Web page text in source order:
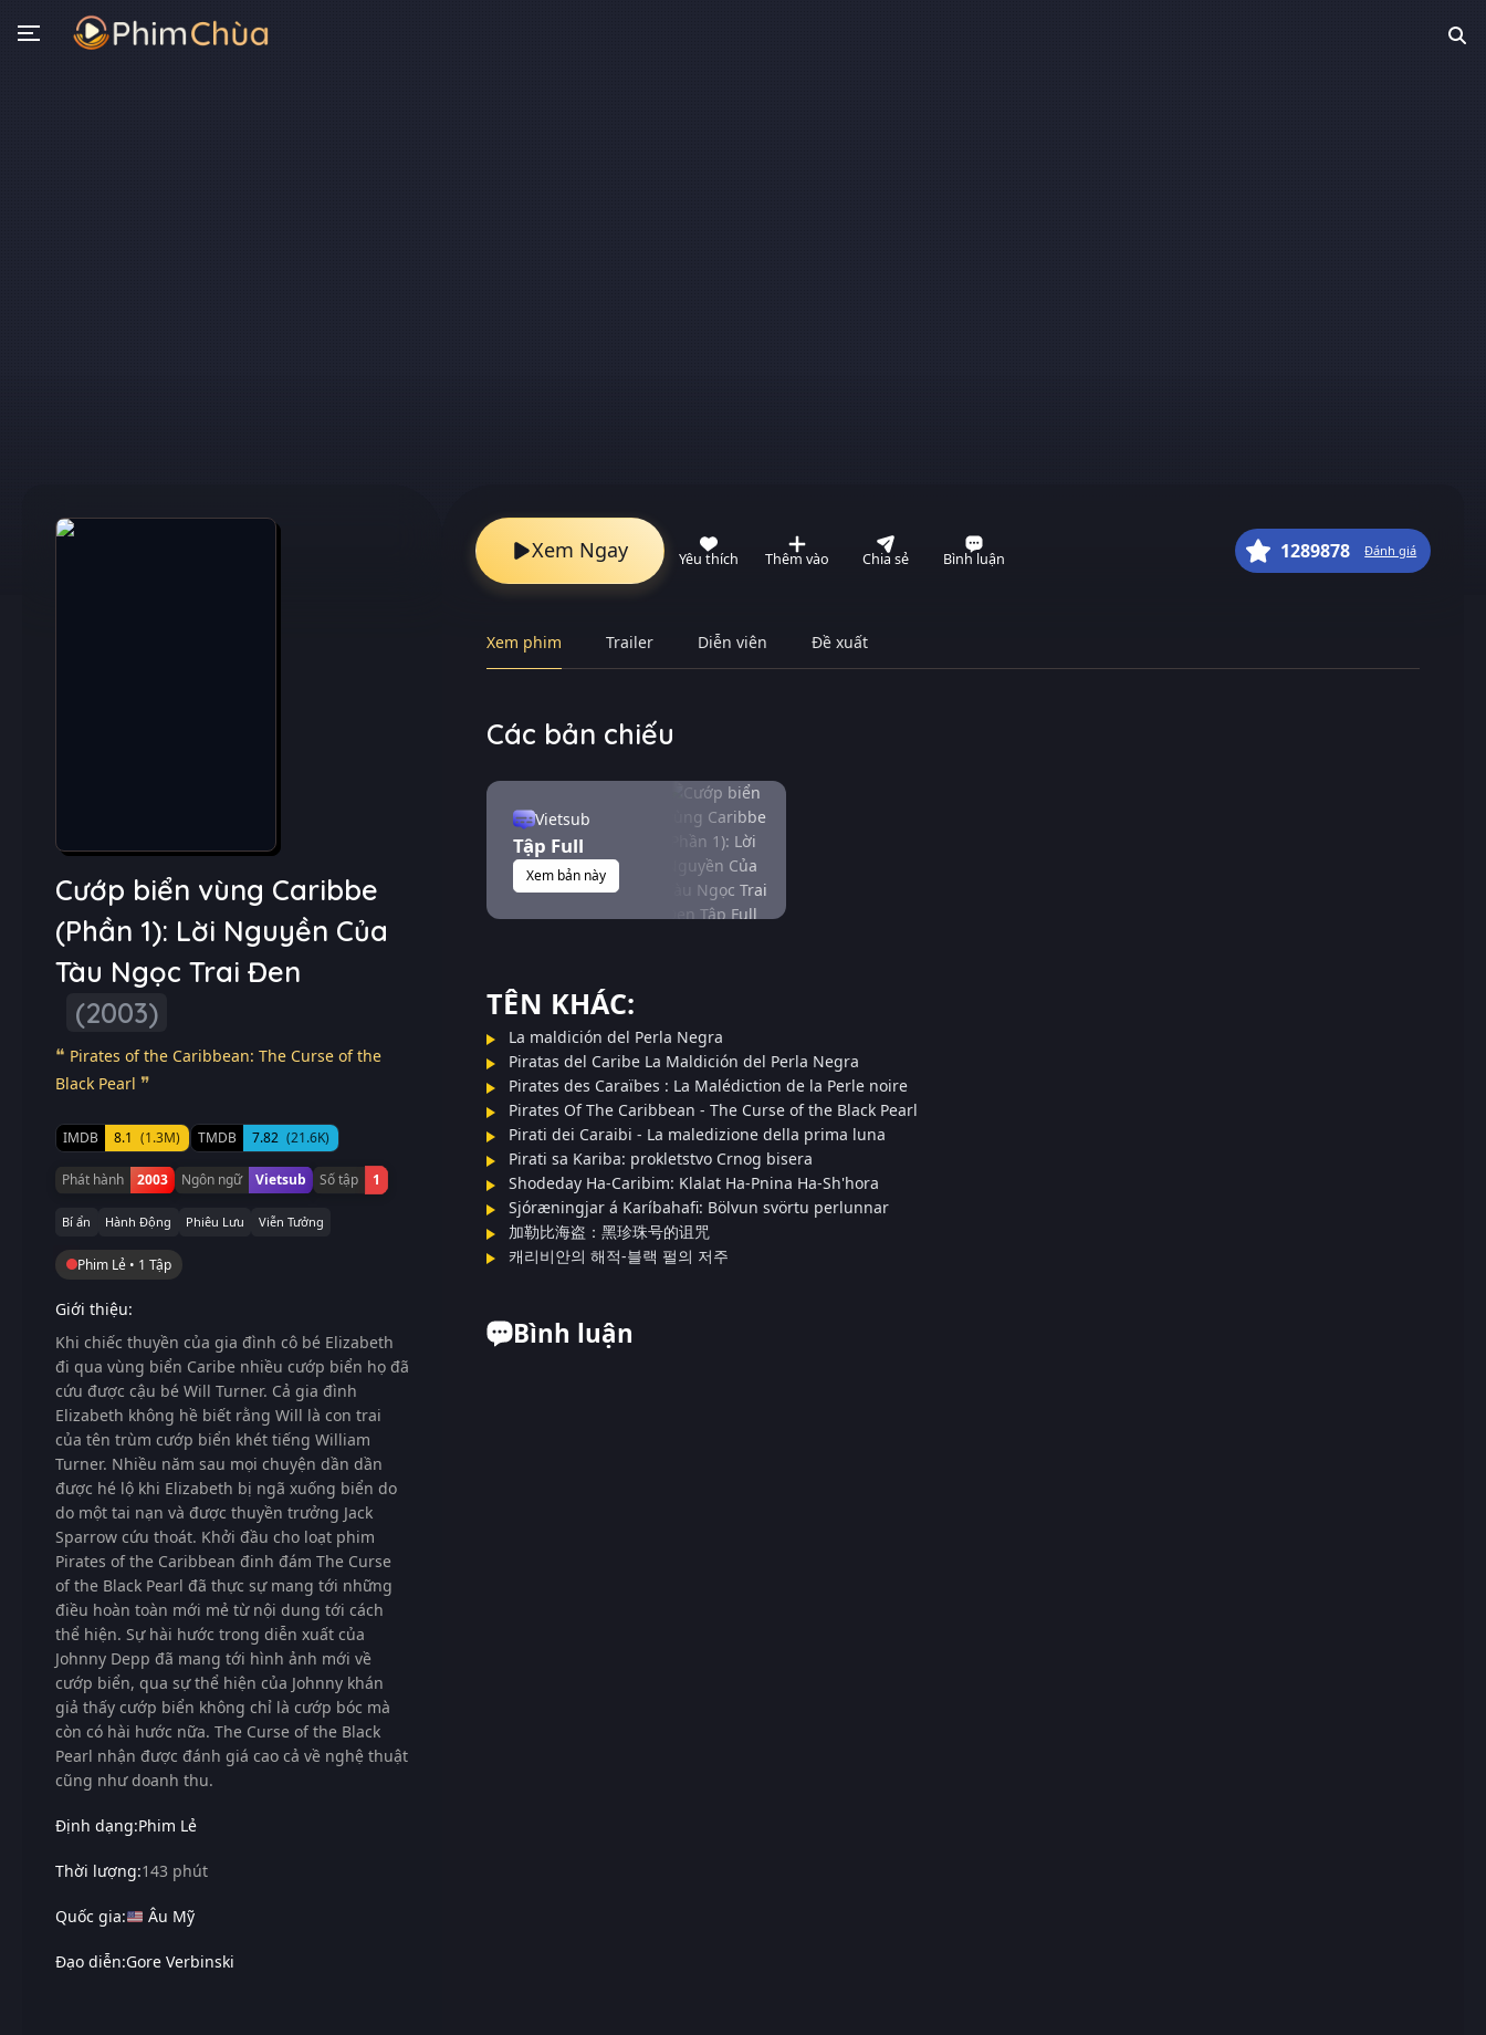
Cướp biển vùng Caribbe
(Phần 1): Lời Nguyền Của
Tàu Ngọc Trai Đen
(2003)
Pirates of the Caribbean: The Curse of the
Black Pearl
IMDB 8.1 (1.3M) TMDB 7.82 (21.6K)
Phát hành 2003 Ngôn ngữ Vietsub Số tập 1
Bí ẩn Hành Động Phiêu Lưu Viễn Tưởng
Phim Lẻ • 1 Tập
Giới thiệu:
Khi chiếc thuyền của gia đình cô bé Elizabeth
đi qua vùng biển Caribe nhiều cướp biển họ đã
cứu được cậu bé Will Turner. Cả gia đình
Elizabeth không hề biết rằng Will là con trai
của tên trùm cướp biển khét tiếng William
Turner. Nhiều năm sau mọi chuyện dần dần
được hé lộ khi Elizabeth bị ngã xuống biển do
do một tai nạn và được thuyền trưởng Jack
Sparrow cứu thoát. Khởi đầu cho loạt phim
Pirates of the Caribbean đinh đám The Curse
of the Black Pearl đã thực sự mang tới những
điều hoàn toàn mới mẻ từ nội dung tới cách
thể hiện. Sự hài hước trong diễn xuất của
Johnny Depp đã mang tới hình ảnh mới về
cướp biển, qua sự thể hiện của Johnny khán
giả thấy cướp biển không chỉ là cướp bóc mà
còn có hài hước nữa. The Curse of the Black
Pearl nhận được đánh giá cao cả về nghệ thuật
cũng như doanh thu.
Định dạng:Phim Lẻ
Thời lượng:143 phút
Quốc gia: Âu Mỹ
Đạo diễn:Gore Verbinski
Xem Ngay Yêu thích Thêm vào Chia sẻ Bình luận 1289878 Đánh giá
Xem phim Trailer Diễn viên Đề xuất
Các bản chiếu
Vietsub
Tập Full
Xem bản này
TÊN KHÁC:
La maldición del Perla Negra
Piratas del Caribe La Maldición del Perla Negra
Pirates des Caraïbes : La Malédiction de la Perle noire
Pirates Of The Caribbean ‐ The Curse of the Black Pearl
Pirati dei Caraibi - La maledizione della prima luna
Pirati sa Kariba: prokletstvo Crnog bisera
Shodeday Ha-Caribim: Klalat Ha-Pnina Ha-Sh'hora
Sjóræningjar á Karíbahafi: Bölvun svörtu perlunnar
加勒比海盗：黑珍珠号的诅咒
캐리비안의 해적-블랙 펄의 저주
Bình luận